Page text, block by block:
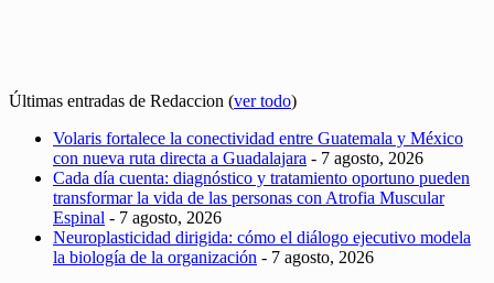
Últimas entradas de Redaccion (ver todo)
Volaris fortalece la conectividad entre Guatemala y México
con nueva ruta directa a Guadalajara - 7 agosto, 2026
Cada día cuenta: diagnóstico y tratamiento oportuno pueden
transformar la vida de las personas con Atrofia Muscular
Espinal - 7 agosto, 2026
Neuroplasticidad dirigida: cómo el diálogo ejecutivo modela
la biología de la organización - 7 agosto, 2026